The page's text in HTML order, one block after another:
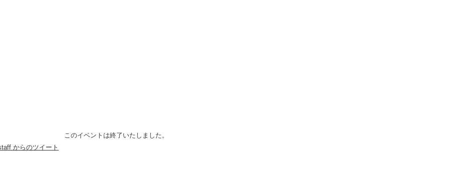
このイベントは終了いたしました。
からのツイート